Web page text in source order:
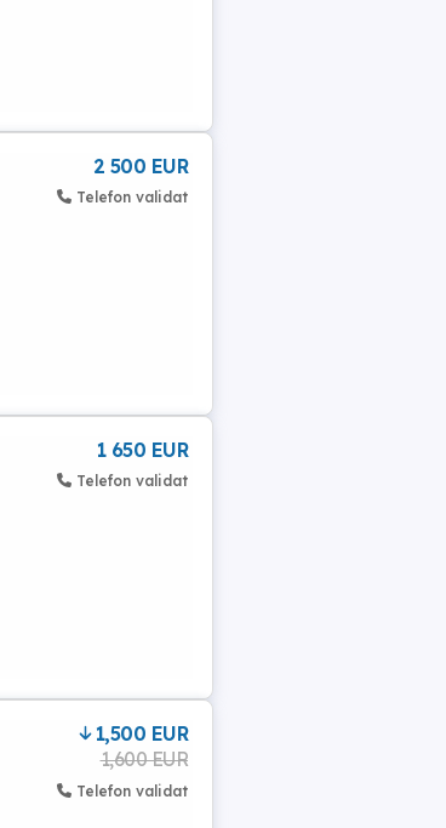
2 500 EUR
Telefon validat
1 650 EUR
Telefon validat
1,500 EUR
1,600 EUR
Telefon validat